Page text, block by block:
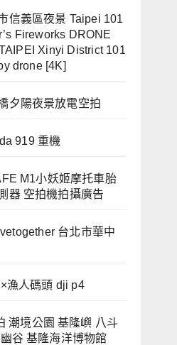
信義區夜景 Taipei 101
Fireworks DRONE
Xinyi District 101
drone [4K]
夕陽夜景放電空拍
919 重機
M1小妖姬摩托車胎
器 空拍機拍攝廣告
台北市華中
漁人碼頭 dji p4
潮境公園 基隆嶼 八斗
谷 基隆海洋博物館